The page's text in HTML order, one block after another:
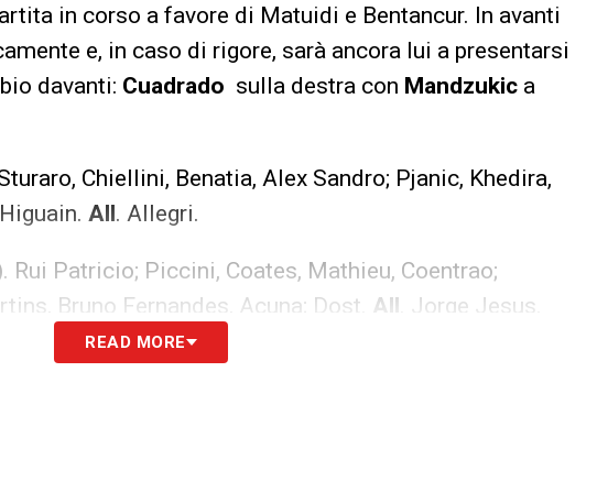
in corso a favore di Matuidi e Bentancur. In avanti
e, in caso di rigore, sarà ancora lui a presentarsi
davanti: Cuadrado sulla destra con Mandzukic a
Chiellini, Benatia, Alex Sandro; Pjanic, Khedira,
All. Allegri.
. Rui Patricio; Piccini, Coates, Mathieu, Coentrao;
Bruno Fernandes, Acuna; Dost. All . Jorge Jesus.
bianconeri convocati da mister
READ MORE